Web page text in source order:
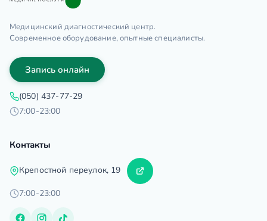
Медицинский диагностический центр.
Современное оборудование, опытные специалисты.
Запись онлайн
(050) 437-77-29
7:00-23:00
Контакты
Крепостной переулок, 19
7:00-23:00